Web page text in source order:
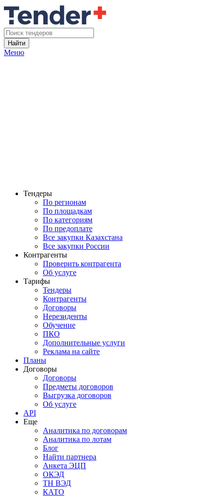
Найти
Меню
Тендеры
По регионам
По площадкам
По категориям
По предоплате
Все закупки Казахстана
Все закупки России
Контрагенты
Проверить контрагента
Об услуге
Тарифы
Тендеры
Контрагенты
Договоры
Нерезиденты
Обучение
ПКО
Дополнительные услуги
Реклама на сайте
Планы
Договоры
Договоры
Предметы договоров
Выгрузка договоров
Об услуге
API
Еще
Аналитика по договорам
Аналитика по лотам
Блог
Найти партнера
Анкета ЭЦП
ОКЭД
ТН ВЭД
КАТО